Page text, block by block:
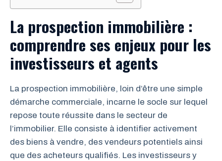
La prospection immobilière :
comprendre ses enjeux pour les
investisseurs et agents
La prospection immobilière, loin d’être une simple
démarche commerciale, incarne le socle sur lequel
repose toute réussite dans le secteur de
l’immobilier. Elle consiste à identifier activement
des biens à vendre, des vendeurs potentiels ainsi
que des acheteurs qualifiés. Les investisseurs y